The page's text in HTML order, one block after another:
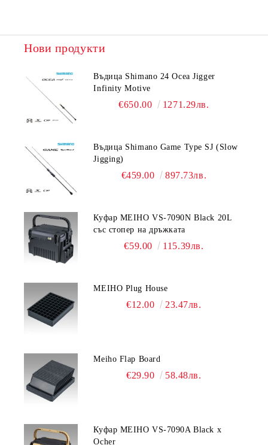
Нови продукти
Въдица Shimano 24 Ocea Jigger
Infinity Motive
€650.00 1271.29лв.
Въдица Shimano Game Type SJ (Slow
Jigging)
€459.00 897.73лв.
Куфар MEIHO VS-7090N Black 20L
със стопер на дръжката
€59.00 115.39лв.
MEIHO Plug House
€12.00 23.47лв.
Meiho Flap Board
€29.90 58.48лв.
Куфар MEIHO VS-7090A Black x
Ocher